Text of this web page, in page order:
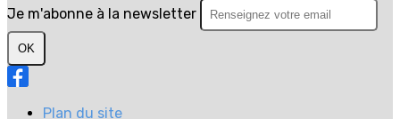
Je m'abonne à la newsletter
OK
Plan du site